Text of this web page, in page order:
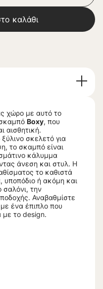
καλάθι
χώρο με αυτό το
Boxy, που
αισθητική.
σκελετό για
το σκαμπό είναι
κάλυμμα
άνεση και στυλ. Η
το καθιστά
υποπόδιο ή ακόμη και
σαλόνι, την
Αναβαθμίστε
ένα έπιπλο που
με το design.